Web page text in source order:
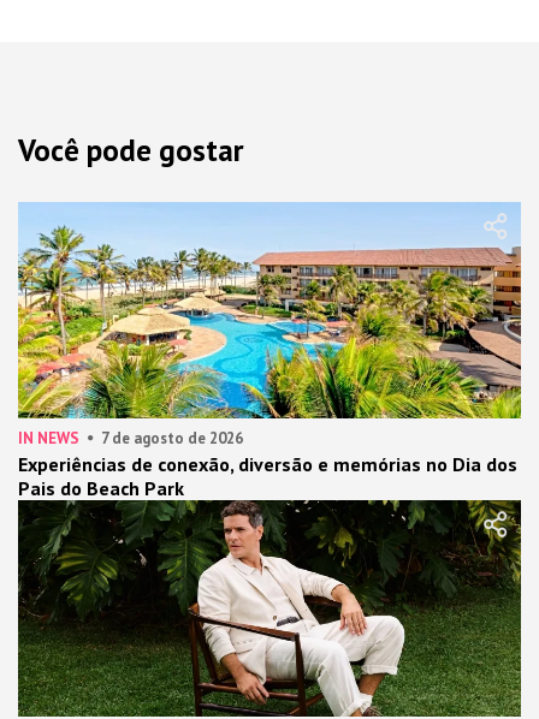
Você pode gostar
IN NEWS 7 de agosto de 2026
Experiências de conexão, diversão e memórias no Dia dos
Pais do Beach Park